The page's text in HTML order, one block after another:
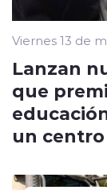
Viernes 13 de
Lanzan
que
un